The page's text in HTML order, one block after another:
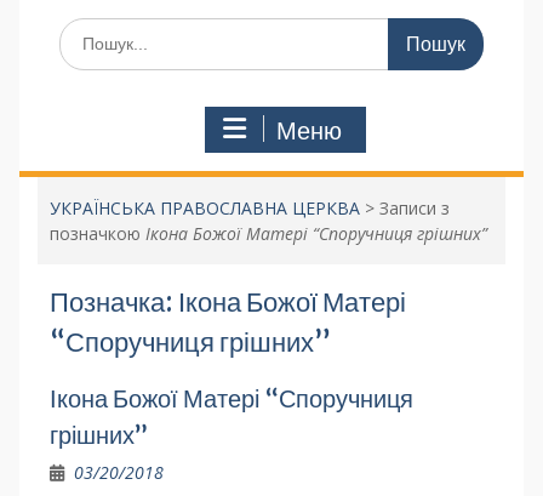
Меню
УКРАЇНСЬКА ПРАВОСЛАВНА ЦЕРКВА> Записи з
позначкою Ікона Божої Матері “Споручниця грішних”
Позначка: Ікона Божої Матері
“Споручниця грішних”
Ікона Божої Матері “Споручниця
грішних”
03/20/2018